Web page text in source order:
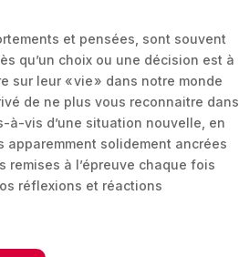
et pensées, sont souvent
qu’un choix ou une décision est à
sur leur « vie » dans notre monde
de ne plus vous reconnaitre dans
à-vis d’une situation nouvelle, en
solidement ancrées
à l’épreuve chaque fois
réflexions et réactions